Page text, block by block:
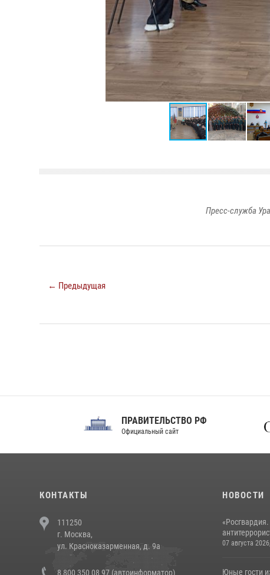
Пресс-служба
← Предыдущая
ПРАВИТЕЛЬСТВО РФ
Официальный сайт
КОНТАКТЫ
111250
г. Москва,
ул. Красноказарменная, д. 9а
8 800 350 08 97 (автоинформатор)
НОВОСТИ
07 августа
Юные гости